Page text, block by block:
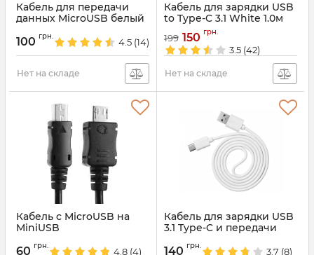
Кабель для передачи
данных MicroUSB белый
100 грн.
4.5 (14)
Нет на складе
Кабель для зарядки USB
to Type-C 3.1 White 1.0м
Артикул: 3659
199 150 грн.
3.5 (42)
Нет на складе
Кабель с MicroUSB на
MiniUSB
60 грн.
4.8 (4)
Кабель для зарядки USB
3.1 Type-C и передачи
Артикул: 3084
140 грн.
3.7 (8)